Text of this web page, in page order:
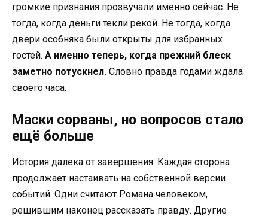
громкие признания прозвучали именно сейчас. Не
тогда, когда деньги текли рекой. Не тогда, когда
двери особняка были открыты для избранных
гостей. А именно теперь, когда прежний блеск
заметно потускнел. Словно правда годами ждала
своего часа.
Маски сорваны, но вопросов стало
ещё больше
История далека от завершения. Каждая сторона
продолжает настаивать на собственной версии
событий. Одни считают Романа человеком,
решившим наконец рассказать правду. Другие